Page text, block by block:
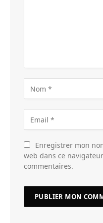
Enregistrer mon
web dans ce
commentaires.